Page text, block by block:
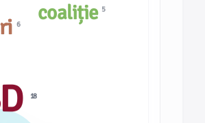
coaliție 5
6
18